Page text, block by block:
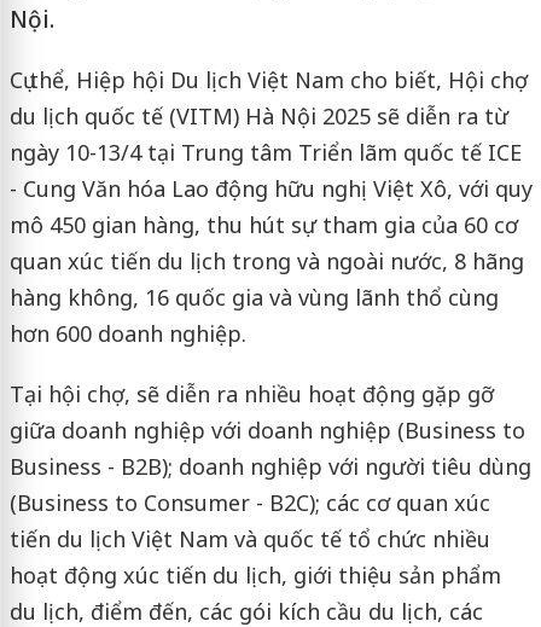
Nội.
Cụ thể, Hiệp hội Du lịch Việt Nam cho biết, Hội chợ
du lịch quốc tế (VITM) Hà Nội 2025 sẽ diễn ra từ
ngày 10-13/4 tại Trung tâm Triển lãm quốc tế ICE
- Cung Văn hóa Lao động hữu nghị Việt Xô, với quy
mô 450 gian hàng, thu hút sự tham gia của 60 cơ
quan xúc tiến du lịch trong và ngoài nước, 8 hãng
hàng không, 16 quốc gia và vùng lãnh thổ cùng
hơn 600 doanh nghiệp.
Tại hội chợ, sẽ diễn ra nhiều hoạt động gặp gỡ
giữa doanh nghiệp với doanh nghiệp (Business to
Business - B2B); doanh nghiệp với người tiêu dùng
(Business to Consumer - B2C); các cơ quan xúc
tiến du lịch Việt Nam và quốc tế tổ chức nhiều
hoạt động xúc tiến du lịch, giới thiệu sản phẩm
du lịch, điểm đến, các gói kích cầu du lịch, các